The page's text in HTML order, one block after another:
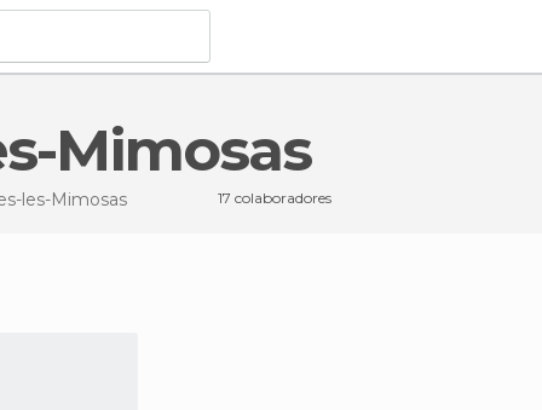
Mimosas
les-Mimosas 17 colaboradores